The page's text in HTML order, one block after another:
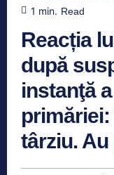
1 min. Read
Reacția
după
instanţă
târziu. Au